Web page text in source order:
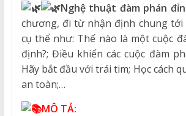
Nghệ thuật đàm phán
chương, đi từ nhận định chung tới
cụ thể như: Thế nào là một cuộc
định?; Điều khiển các cuộc đàm
Hãy bắt đầu với trái tim; Học cách
an toàn;…
MÔ TẢ: